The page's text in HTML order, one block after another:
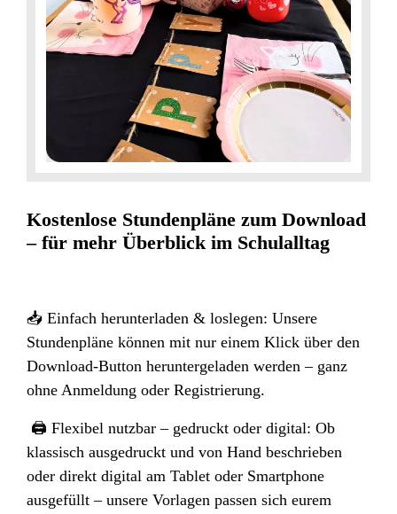
Kostenlose Stundenpläne zum Download
– für mehr Überblick im Schulalltag
📥 Einfach herunterladen & loslegen: Unsere
Stundenpläne können mit nur einem Klick über den
Download-Button heruntergeladen werden – ganz
ohne Anmeldung oder Registrierung.
🖨️ Flexibel nutzbar – gedruckt oder digital: Ob
klassisch ausgedruckt und von Hand beschrieben
oder direkt digital am Tablet oder Smartphone
ausgefüllt – unsere Vorlagen passen sich eurem